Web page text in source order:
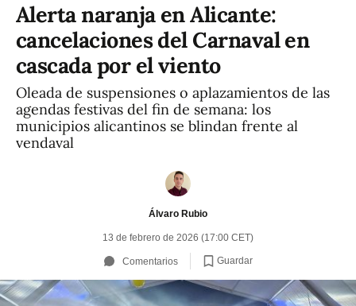
Alerta naranja en Alicante:
cancelaciones del Carnaval en
cascada por el viento
Oleada de suspensiones o aplazamientos de las
agendas festivas del fin de semana: los
municipios alicantinos se blindan frente al
vendaval
Álvaro Rubio
13 de febrero de 2026 (17:00 CET)
Comentarios Guardar